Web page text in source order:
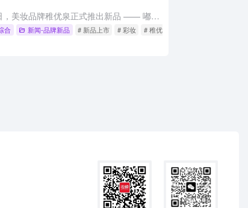
10 月 13 日，美妆品牌稚优泉正式推出新品 —— 嘟嘟持色唇蜜，以 29.9 元亲民定价，为消费者带来兼具滋润与妆效的唇部护理体验。 新品唇蜜在配方上主打 “润而不黏” 特性，通过添加多重轻质油脂...
合 新闻-品牌新品 # 新品上市 # 彩妆 # 稚优泉